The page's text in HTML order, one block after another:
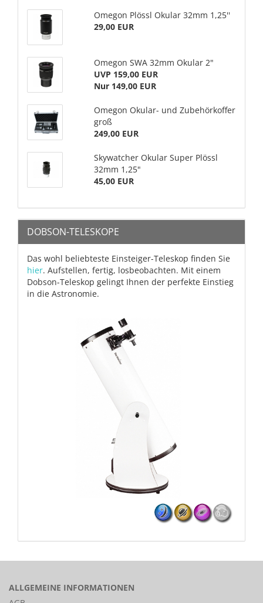
Omegon Plössl Okular 32mm 1,25''
29,00 EUR
Omegon SWA 32mm Okular 2"
UVP 159,00 EUR
Nur 149,00 EUR
Omegon Okular- und Zubehörkoffer
groß
249,00 EUR
Skywatcher Okular Super Plössl
32mm 1,25"
45,00 EUR
DOBSON-TELESKOPE
Das wohl beliebteste Einsteiger-Teleskop finden Sie
hier. Aufstellen, fertig, losbeobachten. Mit einem
Dobson-Teleskop gelingt Ihnen der perfekte Einstieg
in die Astronomie.
ALLGEMEINE INFORMATIONEN